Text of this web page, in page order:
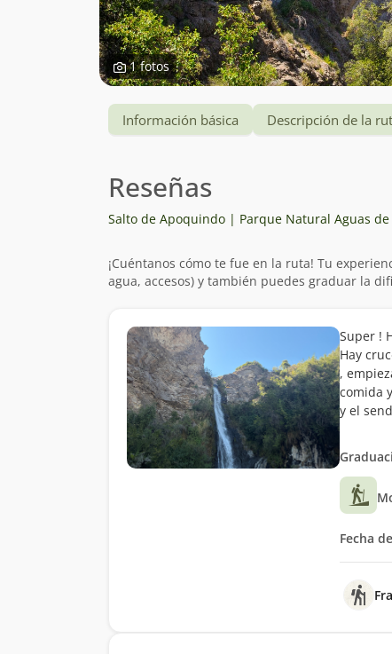
1 fotos
Información básica Descripción de la
Reseñas
Salto de Apoquindo | Parque Natural Aguas de
¡Cuéntanos cómo te fue en la ruta! Tu
agua, accesos) y también puedes graduar la
Super !
Hay
,
comida
y el
Fecha